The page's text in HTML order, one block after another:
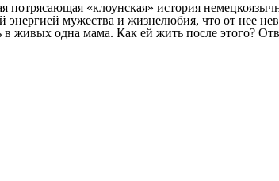
потрясающая «клоунская» история
мужества и жизнелюбия, что от нее
живых одна мама. Как ей жить после этого?